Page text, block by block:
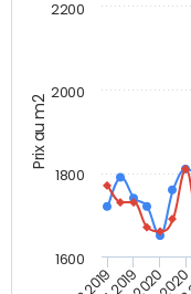
Prix au m2
1600
1800
2000
2200